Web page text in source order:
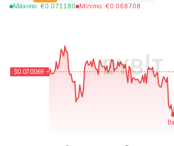
Máximo: €0.071180 Mínimo: €0.068708